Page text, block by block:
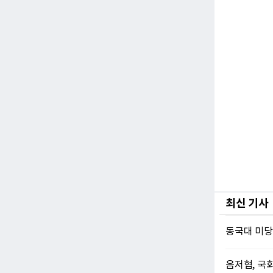
최신 기사
동국대 미
음저협, 국